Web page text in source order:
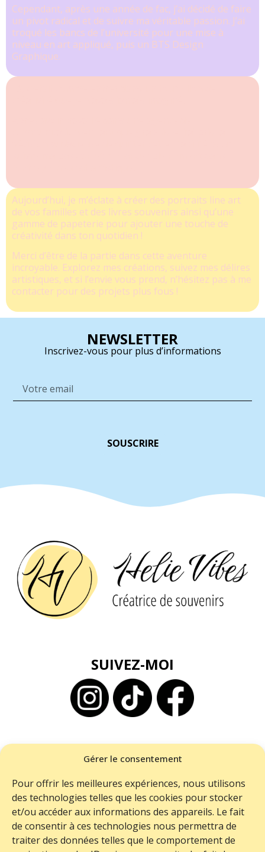
Gérer le consentement
Pour offrir les meilleures expériences, nous utilisons
des technologies telles que les cookies pour stocker
et/ou accéder aux informations des appareils. Le fait
de consentir à ces technologies nous permettra de
traiter des données telles que le comportement de
Cependant, après une année de fac, j’ai décidé de faire
un pivot radical et de suivre ma véritable passion. J’ai
troqué les bancs de l’université pour une mise à
niveau en art appliqué, puis un BTS Design
Graphique.
Aujourd’hui, je m’éclate à créer des portraits line art
de vos familles et des livres souvenirs ainsi qu’une
gamme de papeterie pour ajouter une touche de
créativité dans ton quotidien !
Merci d’être de la partie dans cette aventure
incroyable. Explorez mes créations, suivez mes délires
artistiques, et si l’envie vous prend, n’hésitez pas à me
contacter pour des projets plus fous !
NEWSLETTER
Inscrivez-vous pour plus d’informations
SOUSCRIRE
SUIVEZ-MOI
BESOIN D'AIDE ?
LIVRAISON
RETOURS
FAQ